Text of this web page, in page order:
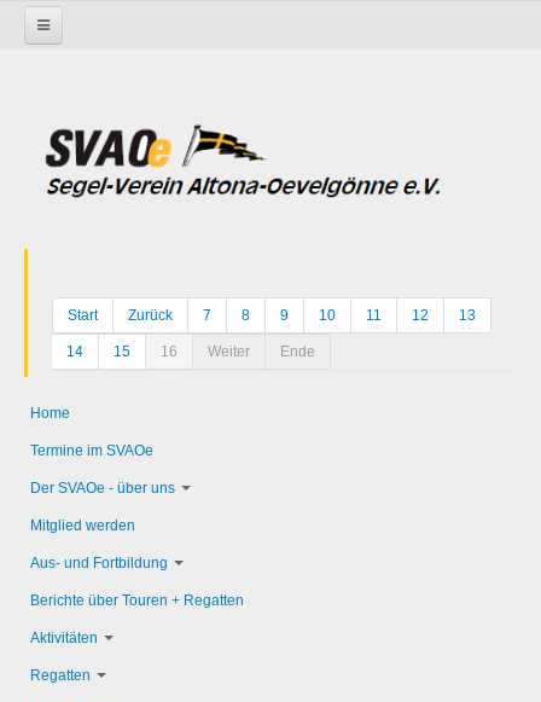
Start Zurück 7 8 9 10 11 12 13
14 15 16 Weiter Ende
Home
Termine im SVAOe
Der SVAOe - über uns
Mitglied werden
Aus- und Fortbildung
Berichte über Touren + Regatten
Aktivitäten
Regatten